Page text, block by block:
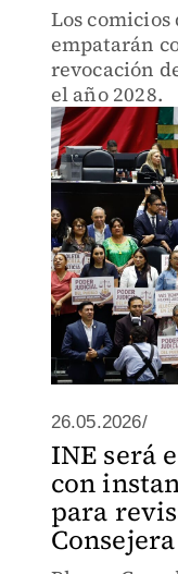
Los comicios
empatarán
revocación
el año 2028.
26.05.2026/
INE será
con
para
Consejera